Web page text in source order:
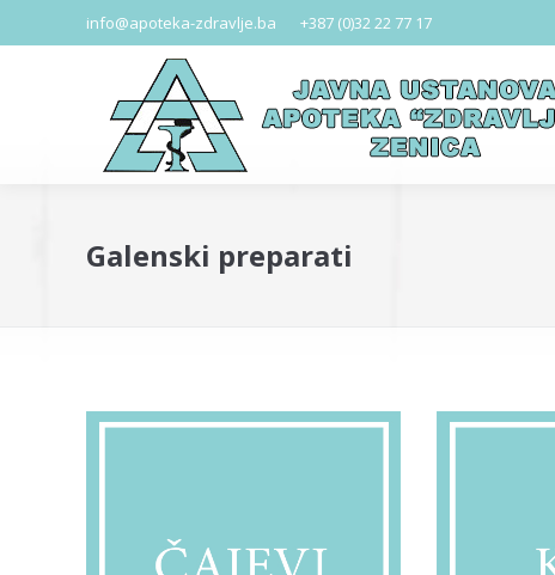
info@apoteka-zdravlje.ba +387 (0)32 22 77 17
Galenski preparati